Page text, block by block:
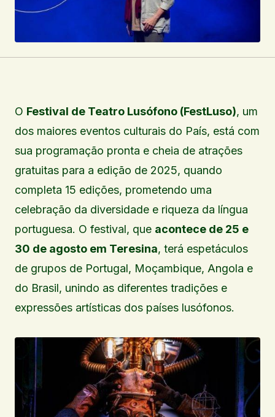
O Festival de Teatro Lusófono (FestLuso), um
dos maiores eventos culturais do País, está com
sua programação pronta e cheia de atrações
gratuitas para a edição de 2025, quando
completa 15 edições, prometendo uma
celebração da diversidade e riqueza da língua
portuguesa. O festival, que acontece de 25 e
30 de agosto em Teresina, terá espetáculos
de grupos de Portugal, Moçambique, Angola e
do Brasil, unindo as diferentes tradições e
expressões artísticas dos países lusófonos.